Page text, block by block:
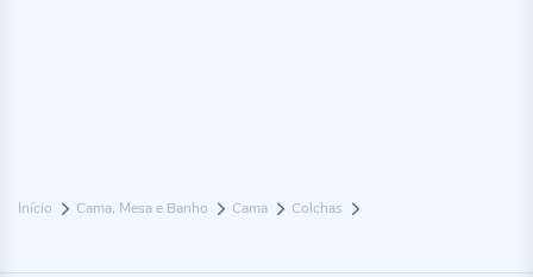
Início Cama, Mesa e Banho Cama Colchas